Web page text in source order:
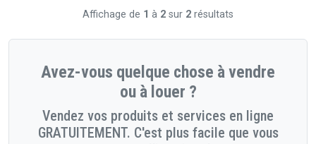
Affichage de 1 à 2 sur 2 résultats
Avez-vous quelque chose à vendre
ou à louer ?
Vendez vos produits et services en ligne
GRATUITEMENT. C'est plus facile que vous